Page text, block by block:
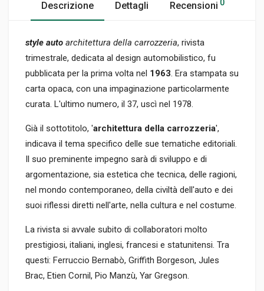
Descrizione Dettagli Recensioni 0
style auto architettura della carrozzeria, rivista
trimestrale, dedicata al design automobilistico, fu
pubblicata per la prima volta nel 1963. Era stampata su
carta opaca, con una impaginazione particolarmente
curata. L'ultimo numero, il 37, uscì nel 1978.
Già il sottotitolo, 'architettura della carrozzeria',
indicava il tema specifico delle sue tematiche editoriali.
Il suo preminente impegno sarà di sviluppo e di
argomentazione, sia estetica che tecnica, delle ragioni,
nel mondo contemporaneo, della civiltà dell'auto e dei
suoi riflessi diretti nell'arte, nella cultura e nel costume.
La rivista si avvale subito di collaboratori molto
prestigiosi, italiani, inglesi, francesi e statunitensi. Tra
questi: Ferruccio Bernabò, Griffith Borgeson, Jules
Brac, Etien Cornil, Pio Manzù, Yar Gregson.